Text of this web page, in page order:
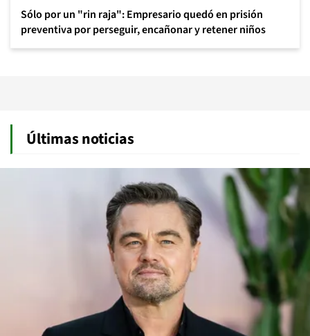
Sólo por un "rin raja": Empresario quedó en prisión
preventiva por perseguir, encañonar y retener niños
Últimas noticias